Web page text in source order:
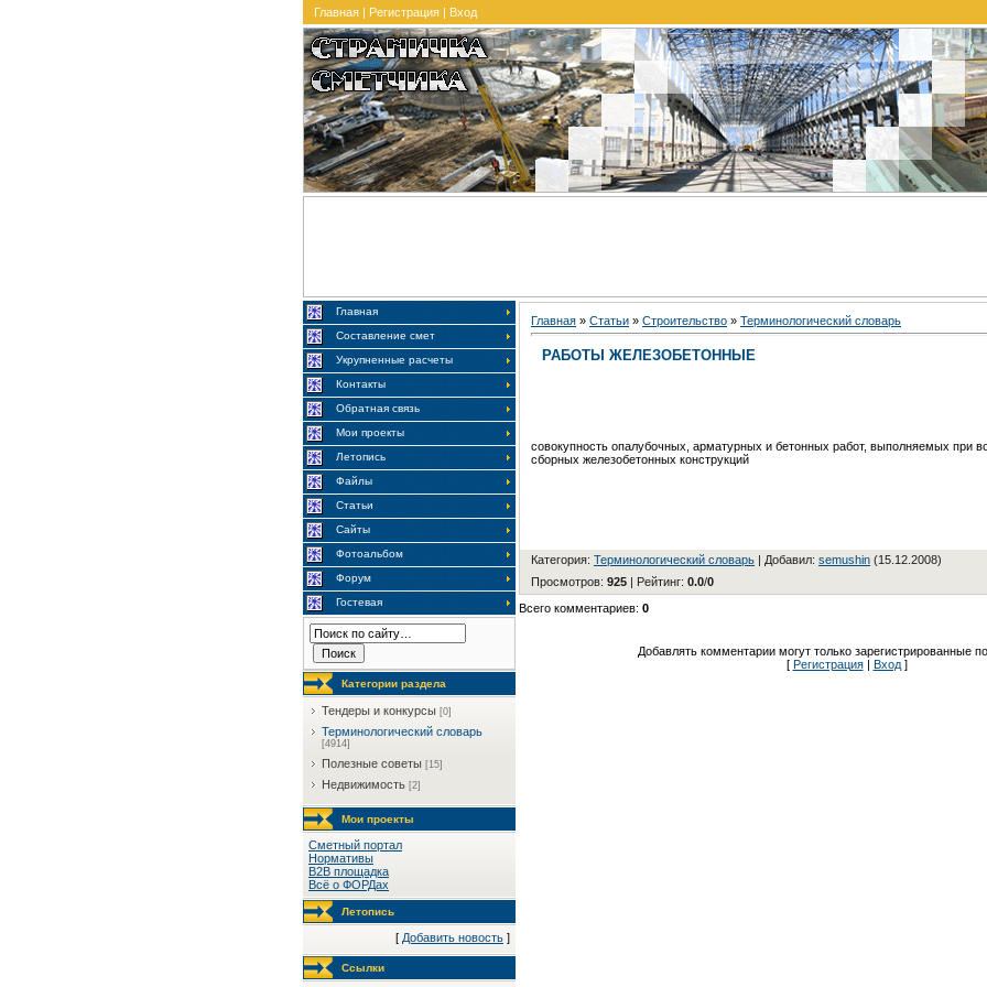
Главная | Регистрация | Вход
Главная
Составление смет
Укрупненные расчеты
Контакты
Обратная связь
Мои проекты
Летопись
Файлы
Статьи
Сайты
Фотоальбом
Форум
Гостевая
Категории раздела
Тендеры и конкурсы [0]
Терминологический словарь
[4914]
Полезные советы [15]
Недвижимость [2]
Мои проекты
Сметный портал
Нормативы
B2B площадка
Всё о ФОРДах
Летопись
[ Добавить новость ]
Ссылки
Главная » Статьи » Строительство » Терминологический словарь
РАБОТЫ ЖЕЛЕЗОБЕТОННЫЕ
совокупность опалубочных, арматурных и бетонных работ, выполняемых при
сборных железобетонных конструкций
Категория: Терминологический словарь | Добавил: semushin (15.12.2008)
Просмотров: 925 | Рейтинг: 0.0/0
Всего комментариев: 0
Добавлять комментарии могут только зарегистрированные
[ Регистрация| Вход]